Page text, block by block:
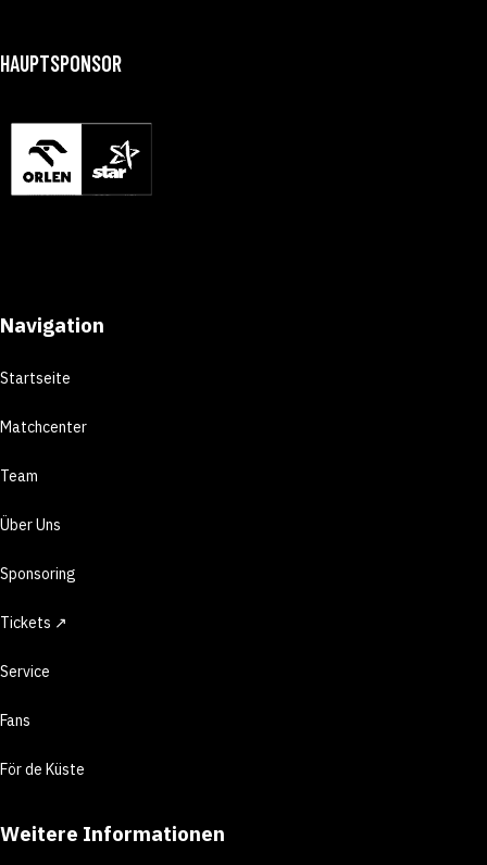
HAUPTSPONSOR
Navigation
Startseite
Matchcenter
Team
Über Uns
Sponsoring
Tickets ↗
Service
Fans
För de Küste
Weitere Informationen